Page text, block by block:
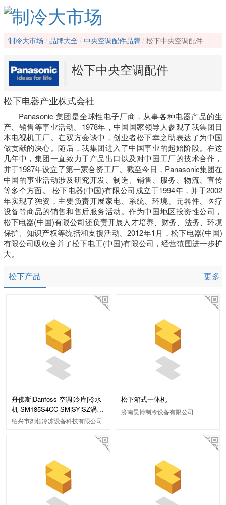
制冷大市场 品牌大全 中央空调配件品牌 松下中央空调配件
松下中央空调配件
松下电器产业株式会社
Panasonic 集团是全球性电子厂商，从事各种电器产品的生
产、销售等事业活动。1978年，中国国家领导人参观了我集团日
本电视机工厂。在双方会谈中，创业者松下幸之助表达了为中国
做贡献的决心。随后，我集团进入了中国事业的起始阶段。在这
几年中，集团一直致力于产品出口以及对中国工厂的技术合作，
并于1987年设立了第一家合资工厂。截至今日，Panasonic集团在
中国的事业活动涉及研究开发、制造、销售、服务、物流、宣传
等多个方面。 松下电器(中国)有限公司成立于1994年，并于2002
年实现了独资，主要负责开展家电、系统、环境、元器件、医疗
设备等商品的销售和售后服务活动。作为中国地区投资性公司，
松下电器(中国)有限公司还负责开展人才培养、财务、法务、环境
保护、知识产权等统括和支援活动。2012年1月，松下电器(中国)
有限公司吸收合并了松下电工(中国)有限公司，经营范围进一步扩
大。
松下产品 更多
丹佛斯|Danfoss 空调|冷库|冷水
机 SM185S4CC SM|SY|SZ涡旋
压缩机
绍兴市剡领冷冻设备科技有限公司
松下箱式一体机
济南昊博制冷设备有限公司